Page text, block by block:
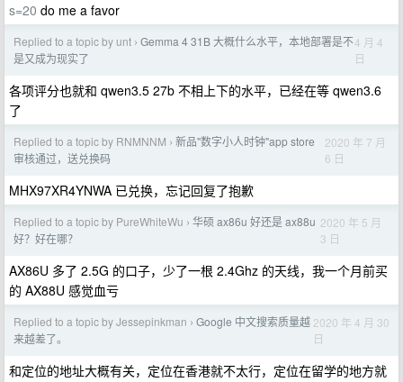
s=20 do me a favor
Replied to a topic by unt › Gemma 4 31B 大概什么水平，本地部署是不
是又成为现实了
4 月 4
日
各项评分也就和 qwen3.5 27b 不相上下的水平，已经在等 qwen3.6
了
Replied to a topic by RNMNNM › 新品"数字小人时钟"app store
审核通过，送兑换码
2020 年 7 月
6 日
MHX97XR4YNWA 已兑换，忘记回复了抱歉
Replied to a topic by PureWhiteWu › 华硕 ax86u 好还是 ax88u
好？好在哪？
2020 年 5 月
3 日
AX86U 多了 2.5G 的口子，少了一根 2.4Ghz 的天线，我一个月前买
的 AX88U 感觉血亏
Replied to a topic by Jessepinkman › Google 中文搜索质量越
来越差了。
2020 年 4 月 30
日
和定位的地址大概有关，定位在香港就不太行，定位在留学的地方就